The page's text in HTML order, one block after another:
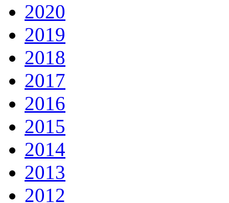
2020
2019
2018
2017
2016
2015
2014
2013
2012